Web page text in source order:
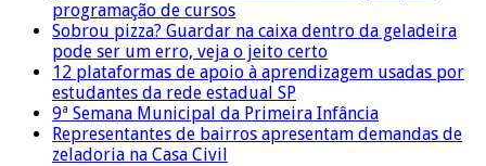
programação de cursos
Sobrou pizza? Guardar na caixa dentro da geladeira
pode ser um erro, veja o jeito certo
12 plataformas de apoio à aprendizagem usadas por
estudantes da rede estadual SP
9ª Semana Municipal da Primeira Infância
Representantes de bairros apresentam demandas de
zeladoria na Casa Civil